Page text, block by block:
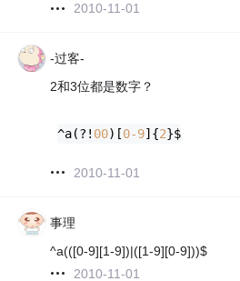
2010-11-01
-过客-
2和3位都是数字？
^a(?! 00)[0-9]{2}$
2010-11-01
事理
^a(([0-9][1-9])|([1-9][0-9]))$
2010-11-01